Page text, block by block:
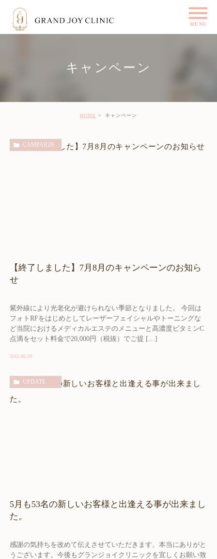
キャンペーン
HOME キャンペーン
CAMPAIGN
【終了しました】7月8月のキャンペーンのお知ら
せ
紫外線により光老化が避けられない季節となりました。 今回は
フォトRFをはじめとしてレーザーフェイシャルやトーニングな
ど当院におけるメディカルエステのメニューと高濃度ビタミンC
点滴をセット料金で20,000円（税抜）でご提 […]
2015.06.29
UPDATE
5月も53名の新しいお客様と出逢える事が出来まし
た。
感謝の気持ちを改めて伝えさせていただきます。本当にありがと
うございます。今後もグランジョイクリニックを宜しくお願い致